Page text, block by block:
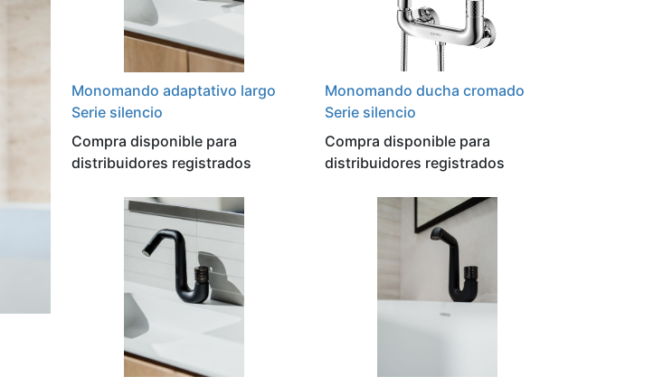
Monomando adaptativo largo
Serie silencio
Compra disponible para
distribuidores registrados
Monomando ducha cromado
Serie silencio
Compra disponible para
distribuidores registrados